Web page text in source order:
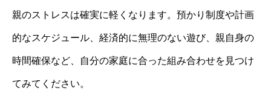
親のストレスは確実に軽くなります。預かり制度や計画
的なスケジュール、経済的に無理のない遊び、親自身の
時間確保など、自分の家庭に合った組み合わせを見つけ
てみてください。